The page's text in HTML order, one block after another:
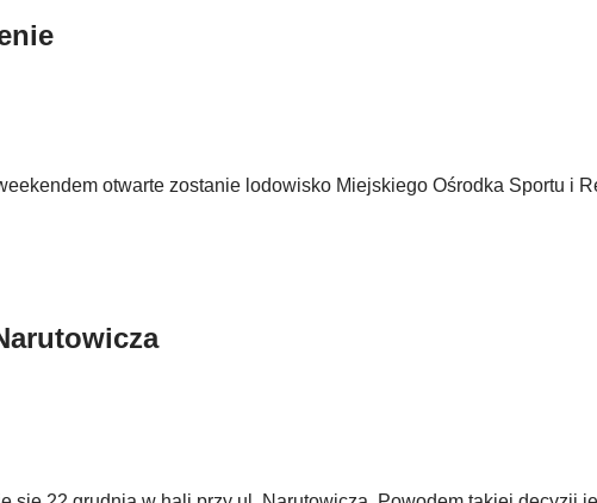
otwarte zostanie lodowisko Miejskiego Ośrodka Sportu i